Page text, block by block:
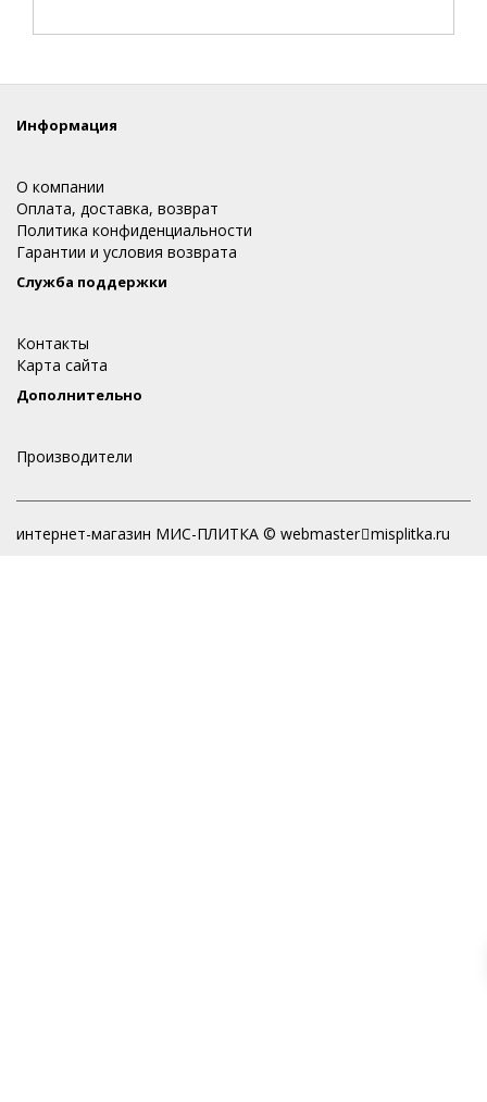
Информация
О компании
Оплата, доставка, возврат
Политика конфиденциальности
Гарантии и условия возврата
Служба поддержки
Контакты
Карта сайта
Дополнительно
Производители
интернет-магазин МИС-ПЛИТКА © webmaster misplitka.ru